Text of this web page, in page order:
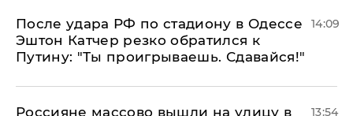
После удара РФ по стадиону в Одессе
Эштон Катчер резко обратился к
Путину: "Ты проигрываешь. Сдавайся!"
14:09
Россияне массово вышли на улицу в
13:54